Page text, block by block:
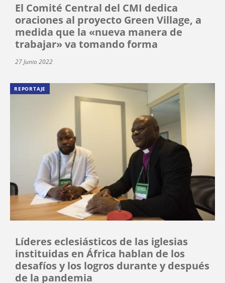
El Comité Central del CMI dedica
oraciones al proyecto Green Village, a
medida que la «nueva manera de
trabajar» va tomando forma
27 Junio 2022
REPORTAJE
Líderes eclesiásticos de las iglesias
instituidas en África hablan de los
desafíos y los logros durante y después
de la pandemia